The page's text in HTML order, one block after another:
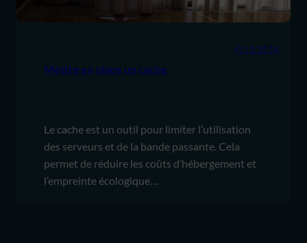
4/11/2014
Mettre en place un cache
Le cache est un outil pour limiter l’utilisation
des serveurs et de la bande passante. Cela
permet de réduire les coûts d’hébergement et
l’empreinte écologique…